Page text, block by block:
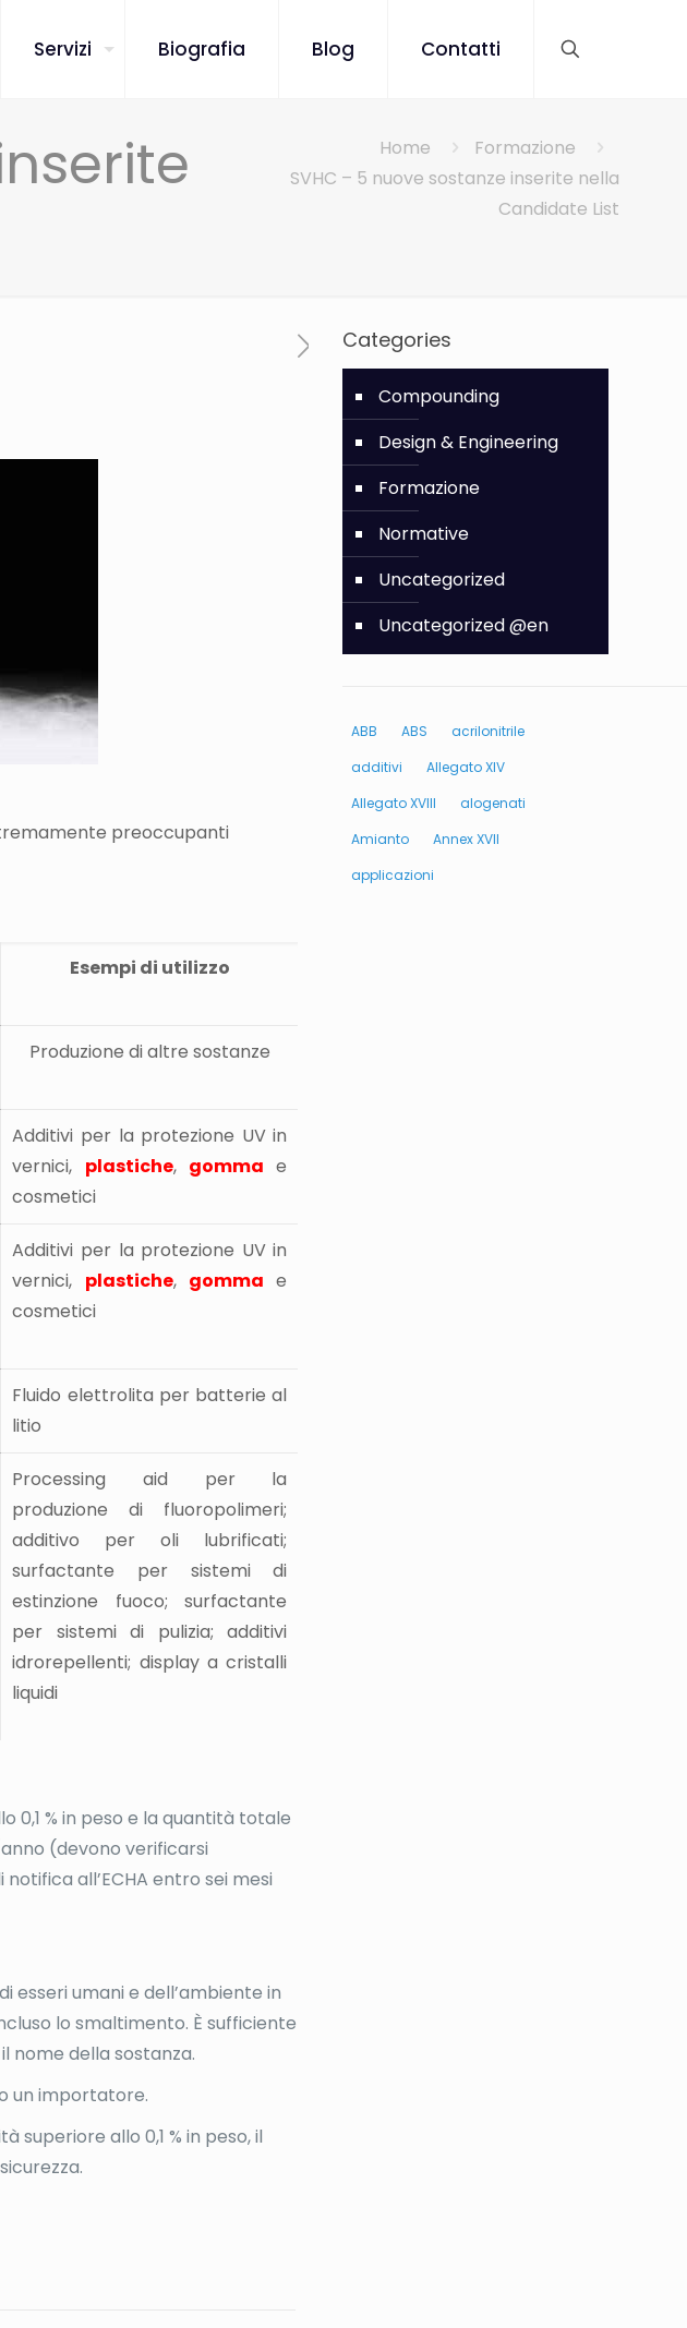
Servizi Biografia Blog Contatti
Home
Formazione
SVHC – 5 nuove sostanze inserite nella
Candidate List
preoccupanti
Esempi di utilizzo
Produzione di altre sostanze
Additivi per la protezione UV in
vernici, plastiche, gomma e
cosmetici
Additivi per la protezione UV in
vernici, plastiche, gomma e
cosmetici
Fluido elettrolita per batterie al
litio
Processing aid per la
produzione di fluoropolimeri;
additivo per oli lubrificati;
surfactante per sistemi di
estinzione fuoco; surfactante
per sistemi di pulizia; additivi
idrorepellenti; display a cristalli
liquidi
0,1 % in peso e la quantità totale
(devono verificarsi
all’ECHA entro sei mesi
esseri umani e dell’ambiente in
lo smaltimento. È sufficiente
nome della sostanza.
un importatore.
superiore allo 0,1 % in peso, il
Categories
Compounding
Design & Engineering
Formazione
Normative
Uncategorized
Uncategorized @en
ABB ABS
acrilonitrile
additivi
Allegato XIV
Allegato XVIII
alogenati
Amianto
Annex XVII
applicazioni